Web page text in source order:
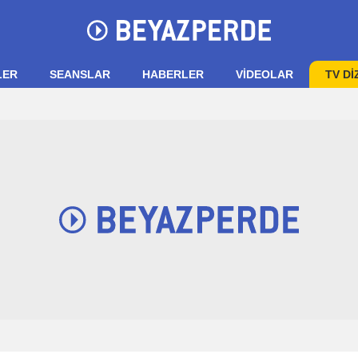
SEANSLAR HABERLER VIDEOLAR TV